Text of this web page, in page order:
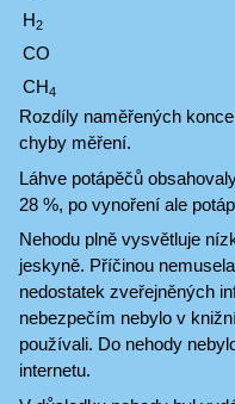
H2
CO
CH4
Rozdíly naměřených
chyby měření.
Láhve potápěčů
28 %, po vynoření ale
Nehodu plně vysvětluje
jeskyně. Příčinou
nedostatek zveřejněných
nebezpečím nebylo v
používali. Do nehody
internetu.